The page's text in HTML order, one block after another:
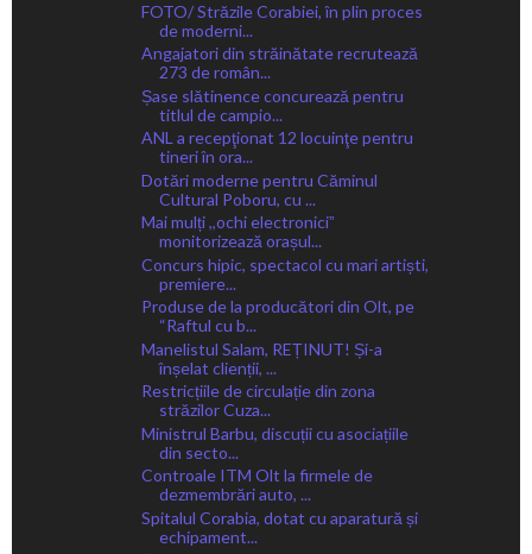
FOTO/ Străzile Corabiei, în plin proces
de moderni...
Angajatori din străinătate recrutează
273 de român...
Șase slătinence concurează pentru
titlul de campio...
ANL a recepţionat 12 locuinţe pentru
tineri în ora...
Dotări moderne pentru Căminul
Cultural Poboru, cu ...
Mai mulți ,,ochi electroniciˮ
monitorizează orașul...
Concurs hipic, spectacol cu mari artiști,
premiere...
Produse de la producători din Olt, pe
“Raftul cu b...
Manelistul Salam, REȚINUT! Și-a
înșelat clienții, ...
Restricțiile de circulație din zona
străzilor Cuza...
Ministrul Barbu, discuții cu asociațiile
din secto...
Controale ITM Olt la firmele de
dezmembrări auto, ...
Spitalul Corabia, dotat cu aparatură și
echipament...